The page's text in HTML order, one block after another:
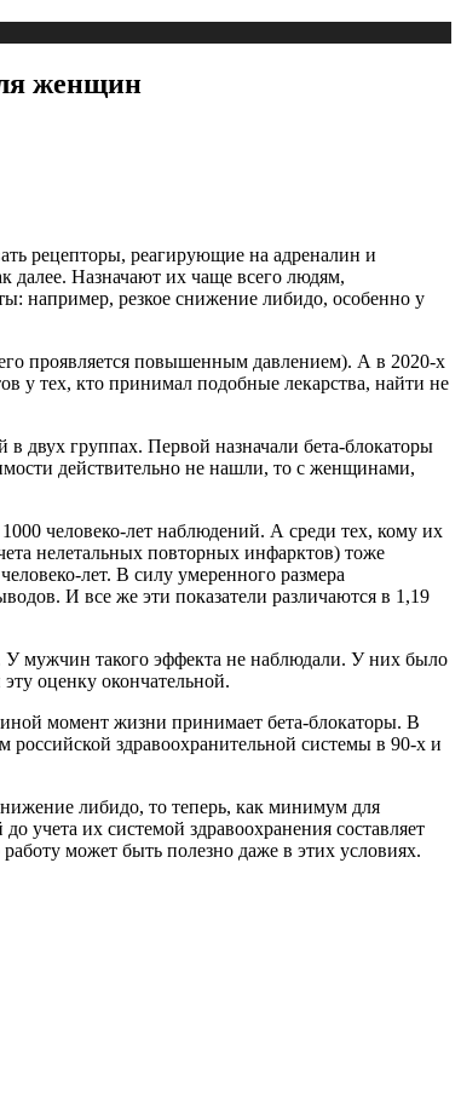
женщин
рецепторы, реагирующие на адреналин и
далее. Назначают их чаще всего людям,
например, резкое снижение либидо, особенно у
проявляется повышенным давлением). А в 2020-х
у тех, кто принимал подобные лекарства, найти не
двух группах. Первой назначали бета-блокаторы
действительно не нашли, то с женщинами,
человеко-лет наблюдений. А среди тех, кому их
нелетальных повторных инфарктов) тоже
лет. В силу умеренного размера
И все же эти показатели различаются в 1,19
У мужчин такого эффекта не наблюдали. У них было
оценку окончательной.
момент жизни принимает бета-блокаторы. В
здравоохранительной системы в 90-х и
либидо, то теперь, как минимум для
их системой здравоохранения составляет
может быть полезно даже в этих условиях.